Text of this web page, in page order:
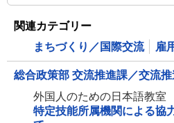
関連カテゴリー
まちづくり／国際交流
雇
総合政策部 交流推進課／交流
外国人のための日本語教室
特定技能所属機関による協